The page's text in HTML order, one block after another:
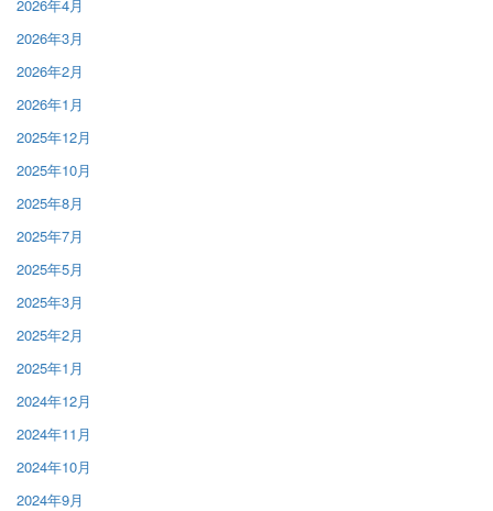
2026年4月
2026年3月
2026年2月
2026年1月
2025年12月
2025年10月
2025年8月
2025年7月
2025年5月
2025年3月
2025年2月
2025年1月
2024年12月
2024年11月
2024年10月
2024年9月